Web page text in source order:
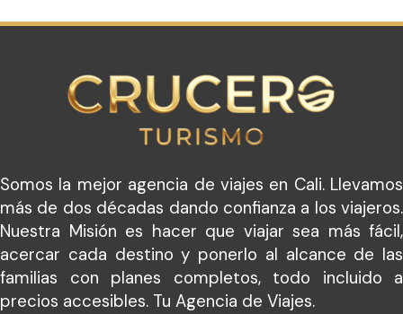
Somos la mejor agencia de viajes en Cali. Llevamos
más de dos décadas dando confianza a los viajeros.
Nuestra Misión es hacer que viajar sea más fácil,
acercar cada destino y ponerlo al alcance de las
familias con planes completos, todo incluido a
precios accesibles. Tu Agencia de Viajes.